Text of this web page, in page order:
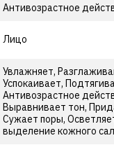
Антивозрастное
Лицо
Увлажняет,
Успокаивает,
Антивозрастное
Выравнивает тон,
Сужает поры,
выделение кожного